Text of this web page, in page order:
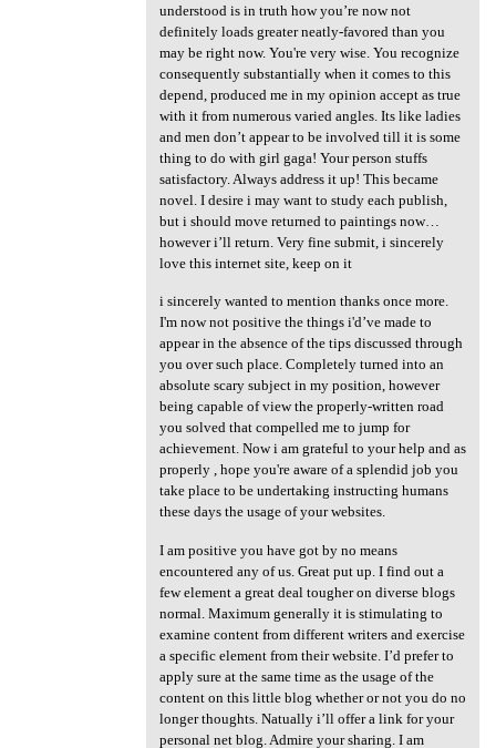
understood is in truth how you’re now not
definitely loads greater neatly-favored than you
may be right now. You're very wise. You recognize
consequently substantially when it comes to this
depend, produced me in my opinion accept as true
with it from numerous varied angles. Its like ladies
and men don’t appear to be involved till it is some
thing to do with girl gaga! Your person stuffs
satisfactory. Always address it up! This became
novel. I desire i may want to study each publish,
but i should move returned to paintings now…
however i’ll return. Very fine submit, i sincerely
love this internet site, keep on it
i sincerely wanted to mention thanks once more.
I'm now not positive the things i'd’ve made to
appear in the absence of the tips discussed through
you over such place. Completely turned into an
absolute scary subject in my position, however
being capable of view the properly-written road
you solved that compelled me to jump for
achievement. Now i am grateful to your help and as
properly , hope you're aware of a splendid job you
take place to be undertaking instructing humans
these days the usage of your websites.
I am positive you have got by no means
encountered any of us. Great put up. I find out a
few element a great deal tougher on diverse blogs
normal. Maximum generally it is stimulating to
examine content from different writers and exercise
a specific element from their website. I’d prefer to
apply sure at the same time as the usage of the
content on this little blog whether or not you do no
longer thoughts. Natually i’ll offer a link for your
personal net blog. Admire your sharing. I am